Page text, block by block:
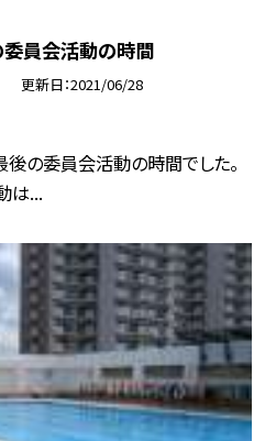
員会活動の時間
更新日 2021/06/28
の委員会活動の時間でした。
は...